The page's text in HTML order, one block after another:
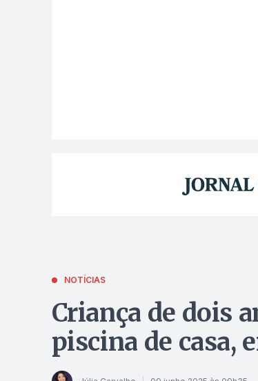
NOTÍCIAS
Criança de dois
piscina de casa,